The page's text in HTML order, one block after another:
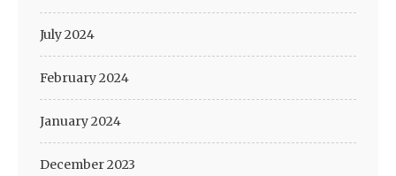
July 2024
February 2024
January 2024
December 2023